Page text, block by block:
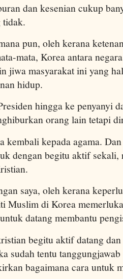
dan kesenian cukup
tidak.
pun, oleh kerana
mata, Korea antara
jiwa masyarakat ini yang
hidup.
hingga ke penyanyi
orang lain tetapi
kembali kepada agama.
dengan begitu aktif
saya, oleh kerana
Muslim di Korea
datang membantu
begitu aktif datang
sudah tentu
bagaimana cara untuk